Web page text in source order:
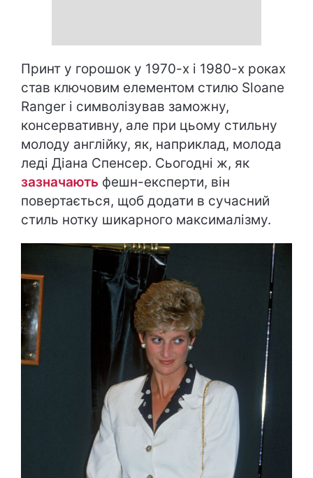
Принт у горошок у 1970-х і 1980-х роках
став ключовим елементом стилю Sloane
Ranger і символізував заможну,
консервативну, але при цьому стильну
молоду англійку, як, наприклад, молода
леді Діана Спенсер. Сьогодні ж, як
зазначають фешн-експерти, він
повертається, щоб додати в сучасний
стиль нотку шикарного максималізму.